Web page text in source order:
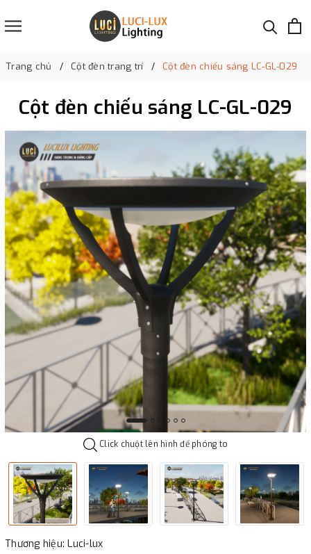
Trang chủ Cột đèn trang trí Cột đèn chiếu sáng LC-GL-029
Cột đèn chiếu sáng LC-GL-029
Click chuột lên hình để phóng to
Thương hiệu: Luci-lux